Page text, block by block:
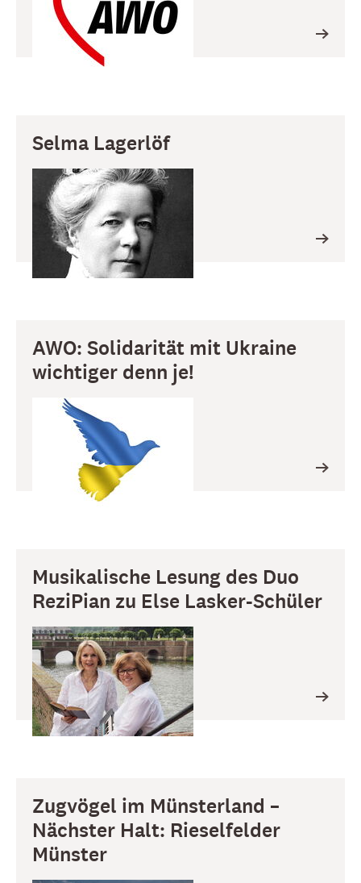
Selma Lagerlöf
AWO: Solidarität mit Ukraine
wichtiger denn je!
Musikalische Lesung des Duo
ReziPian zu Else Lasker-Schüler
Zugvögel im Münsterland –
Nächster Halt: Rieselfelder
Münster